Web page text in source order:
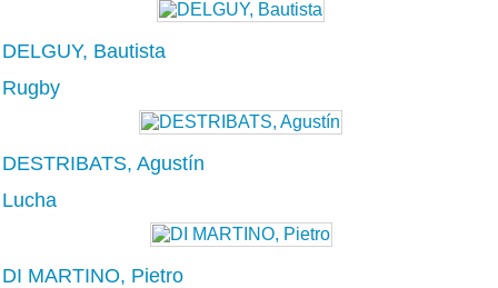
DELGUY, Bautista
Rugby
DESTRIBATS, Agustín
Lucha
DI MARTINO, Pietro